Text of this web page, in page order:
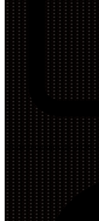
25 de fevereiro de 2026